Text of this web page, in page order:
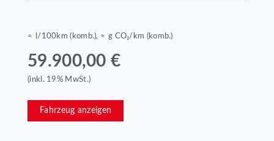
≈ l/100km (komb.), ≈ g CO₂/km (komb.)
59.900,00 €
(inkl. 19% MwSt.)
Fahrzeug anzeigen